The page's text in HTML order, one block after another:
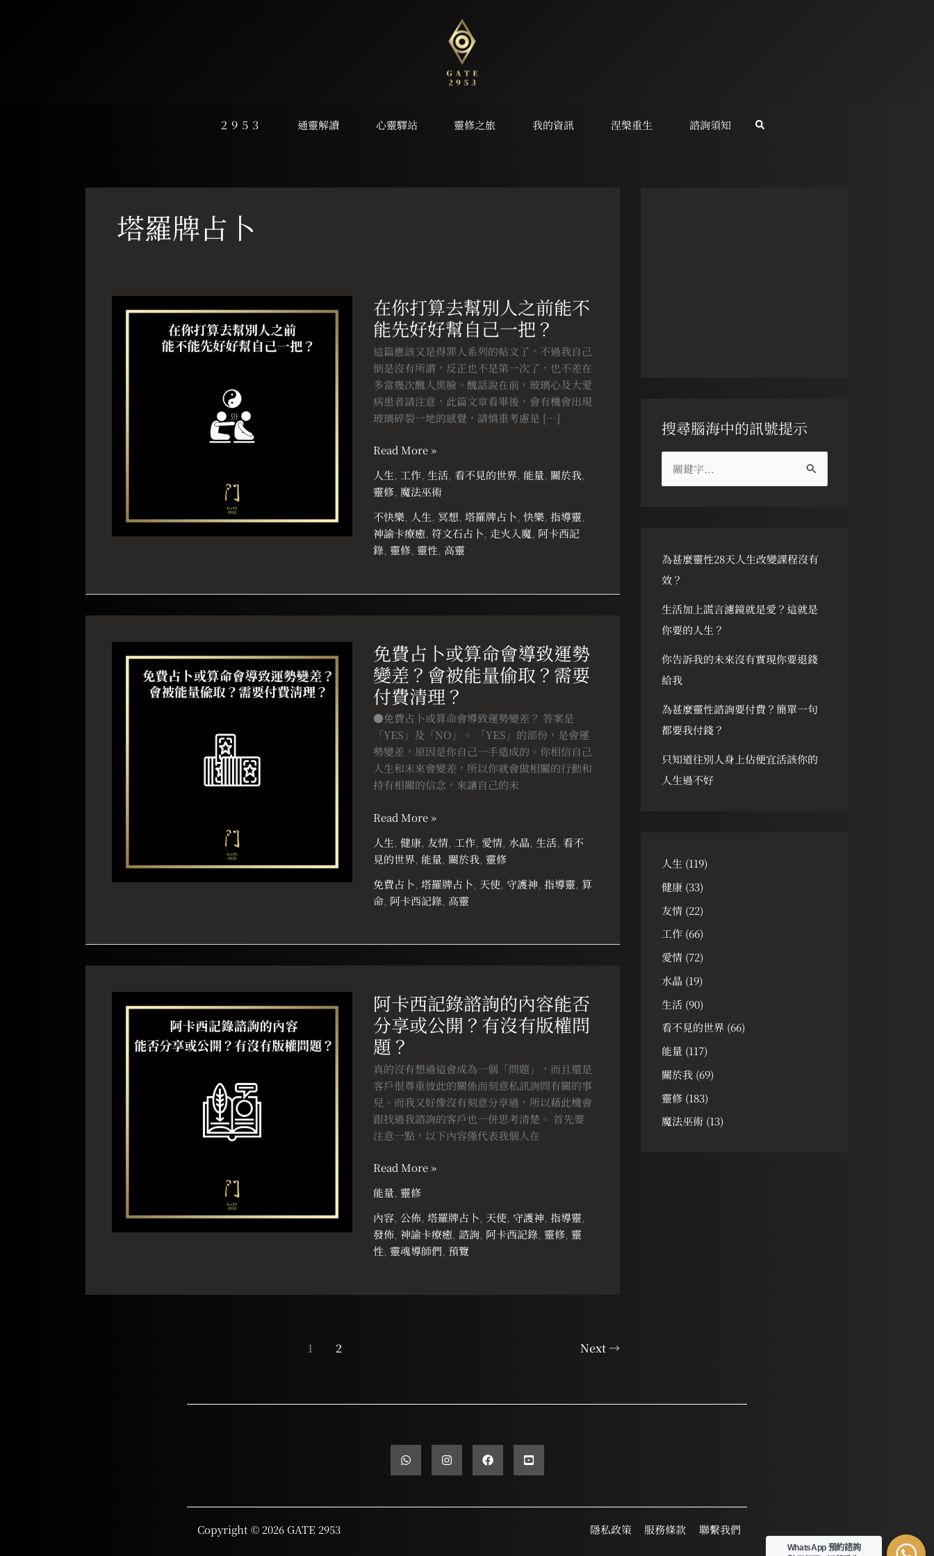
２９５３ 通靈解讀 心靈驛站 靈修之旅 我的資訊 涅槃重生 諮詢須知
塔羅牌占卜
在你打算去幫別人之前能不
能先好好幫自己一把？
這篇應該又是得罪人系列的帖文了，不過我自己
倒是沒有所謂，反正也不是第一次了，也不差在
多當幾次醜人黑臉。醜話說在前，玻璃心及大愛
病患者請注意，此篇文章看畢後，會有機會出現
玻璃碎裂一地的感覺，請慎重考慮是 […]
打
算
去
幫
別
人
之
前
能
能
先
好
好
幫
一
Read More »
人生, 工作,生活,看不見的世界, 能量, 關於我,
靈修, 魔法巫術
不快樂, 人生, 冥想,塔羅牌占卜,快樂,指導靈,
神諭卡療癒, 符文石占卜, 走火入魔, 阿卡西記
錄,靈修,靈性, 高靈
免費占卜或算命會導致運勢
變差？會被能量偷取？需要
付費清理？
●免費占卜或算命會導致運勢變差？ 答案是
「YES」及「NO」。 「YES」的部份，是會運
勢變差，原因是你自己一手造成的。你相信自己
人生和未來會變差，所以你就會做相關的行動和
持有相關的信念，來讓自己的未
占
卜
或
算
命
會
導
致
運
變
差？
會
能
量
費
清
理？
Read More »
人生,健康, 友情, 工作, 愛情, 水晶,生活,看不
見的世界, 能量, 關於我,靈修
免費占卜,塔羅牌占卜, 天使,守護神,指導靈, 算
命, 阿卡西記錄, 高靈
阿卡西記錄諮詢的內容能否
分享或公開？有沒有版權問
題？
真的沒有想過這會成為一個「問題」，而且還是
客戶很尊重彼此的關係而刻意私訊詢問有關的事
兒。而我又好像沒有刻意分享過，所以藉此機會
跟找過我諮詢的客戶也一併思考清楚。 首先要
注意一點，以下內容僅代表我個人在
西
記
錄
諮
詢
的
內
容
能
分
享
公
開？
有
Read More »
能量,靈修
內容,公佈,塔羅牌占卜, 天使,守護神,指導靈,
發佈,神諭卡療癒,諮詢, 阿卡西記錄,靈修,靈
性,靈魂導師們,預覽
1 2 Next→
搜尋腦海中的訊號提示
字
:
為甚麼靈性28天人生改變課程沒有
效？
生活加上謊言濾鏡就是愛？這就是
你要的人生？
你告訴我的未來沒有實現你要退錢
給我
為甚麼靈性諮詢要付費？簡單一句
都要我付錢？
只知道往別人身上佔便宜活該你的
人生過不好
人生 (119)
健康(33)
友情(22)
工作(66)
愛情(72)
水晶 (19)
生活(90)
看不見的世界(66)
能量 (117)
關於我(69)
靈修(183)
魔法巫術(13)
Copyright © 2026 GATE 2953 隱私政策 服務條款 聯繫我們
WhatsApp 預約諮詢